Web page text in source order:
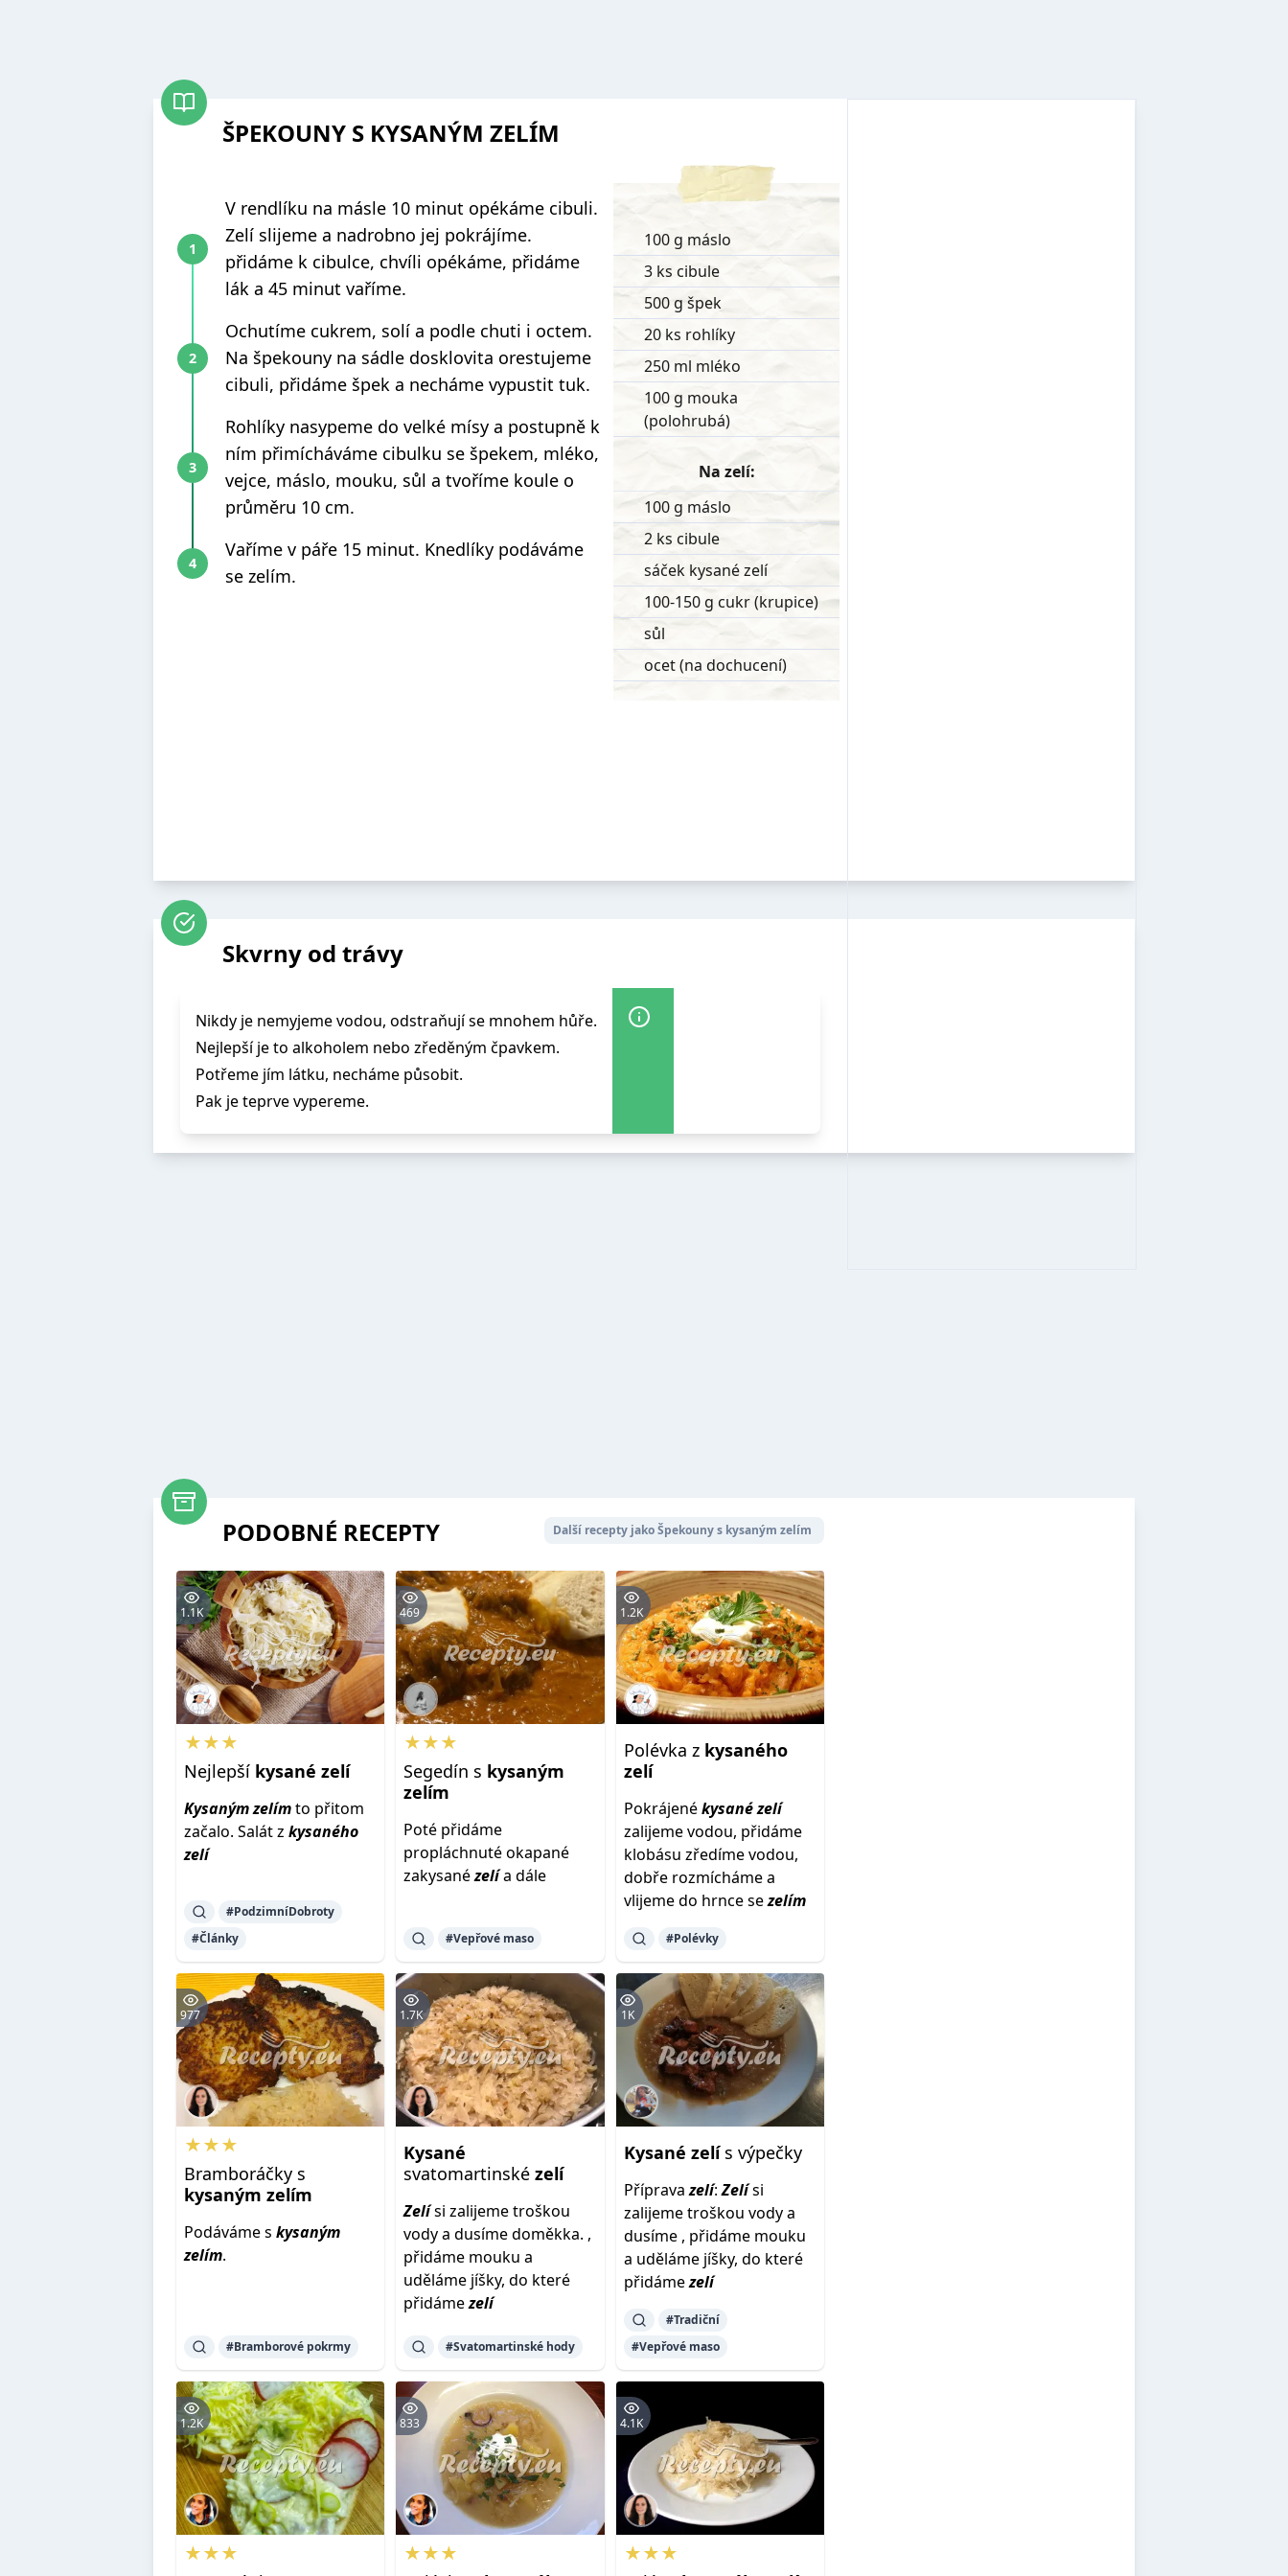
ŠPEKOUNY S KYSANÝM ZELÍM
V rendlíku na másle 10 minut opékáme cibuli.
Zelí slijeme a nadrobno jej pokrájíme.
přidáme k cibulce, chvíli opékáme, přidáme
lák a 45 minut vaříme.
Ochutíme cukrem, solí a podle chuti i octem.
Na špekouny na sádle dosklovita orestujeme
cibuli, přidáme špek a necháme vypustit tuk.
Rohlíky nasypeme do velké mísy a postupně k
ním přimícháváme cibulku se špekem, mléko,
vejce, máslo, mouku, sůl a tvoříme koule o
průměru 10 cm.
Vaříme v páře 15 minut. Knedlíky podáváme
se zelím.
100 g máslo
3 ks cibule
500 g špek
20 ks rohlíky
250 ml mléko
100 g mouka
(polohrubá)
Na zelí:
100 g máslo
2 ks cibule
sáček kysané zelí
100-150 g cukr (krupice)
sůl
ocet (na dochucení)
Skvrny od trávy
Nikdy je nemyjeme vodou, odstraňují se mnohem hůře.
Nejlepší je to alkoholem nebo zředěným čpavkem.
Potřeme jím látku, necháme působit.
Pak je teprve vypereme.
PODOBNÉ RECEPTY Další recepty jako Špekouny s kysaným zelím
1.1K
★★★
Nejlepší kysané zelí
Kysanýmzelímto přitom
začalo. Salát z kysaného
zelí
#PodzimníDobroty
#Články
469
★★★
Segedín s kysaným
zelím
Poté přidáme
propláchnuté okapané
zakysanézelía dále
#Vepřové maso
1.2K
Polévka z kysaného
zelí
Pokrájenékysanézelí
zalijeme vodou, přidáme
klobásu zředíme vodou,
dobře rozmícháme a
vlijeme do hrnce sezelím
#Polévky
977
★★★
Bramboráčky s
kysaným zelím
Podáváme s kysaným
zelím.
#Bramborové pokrmy
1.7K
Kysané
svatomartinskézelí
Zelísi zalijeme troškou
vody a dusíme doměkka. ,
přidáme mouku a
uděláme jíšky, do které
přidámezelí
#Svatomartinské hody
1K
Kysané zelís výpečky
Přípravazelí:Zelísi
zalijeme troškou vody a
dusíme , přidáme mouku
a uděláme jíšky, do které
přidámezelí
#Tradiční
#Vepřové maso
1.2K
★★★
833
★★★
4.1K
★★★